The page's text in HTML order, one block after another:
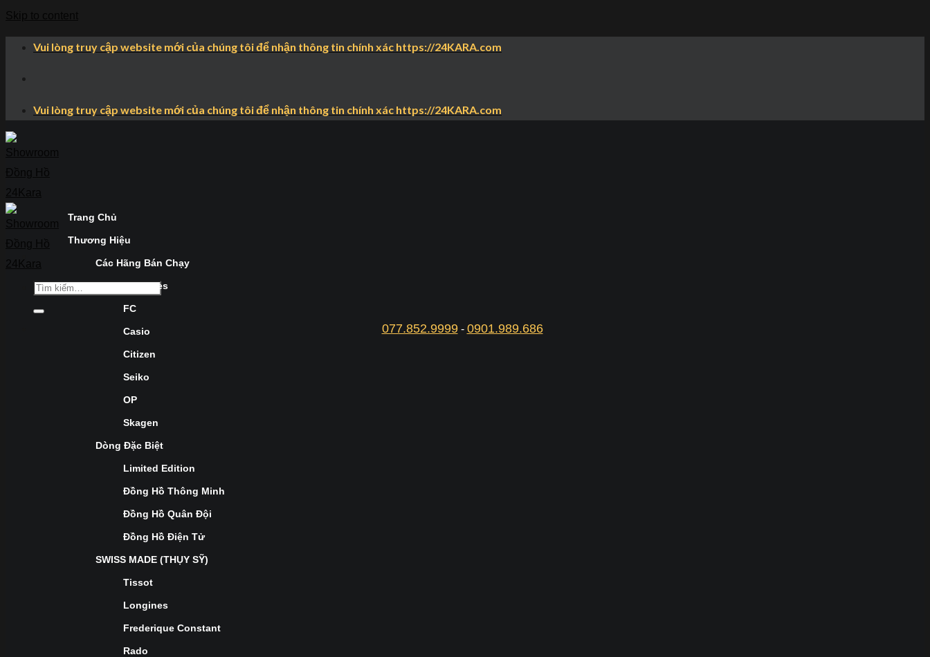
Vui lòng truy cập website mới của chúng tôi để nhận thông tin chính xác https://24KARA.com
Vui lòng truy cập website mới của chúng tôi để nhận thông tin chính xác https://24KARA.com
077.852.9999- 0901.989.686
Trang Chủ
Thương Hiệu
Các Hãng Bán Chạy
Longines
FC
Casio
Citizen
Seiko
OP
Skagen
Dòng Đặc Biệt
Limited Edition
Đồng Hồ Thông Minh
Đồng Hồ Quân Đội
Đồng Hồ Điện Tử
SWISS MADE (THỤY SỸ)
Tissot
Longines
Frederique Constant
Rado